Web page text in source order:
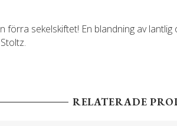
sekelskiftet! En blandning av lantlig
RELATERADE